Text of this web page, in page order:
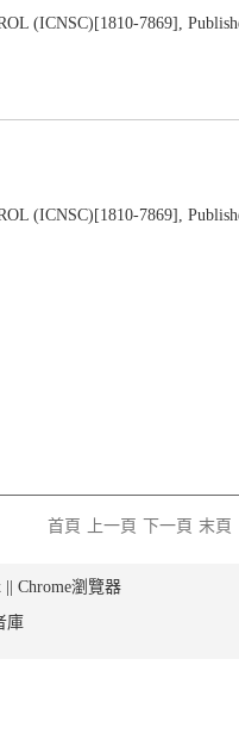
(ICNSC)[1810-7869],
(ICNSC)[1810-7869],
首頁
上一頁 下一頁 末頁
Chrome瀏覽器
庫